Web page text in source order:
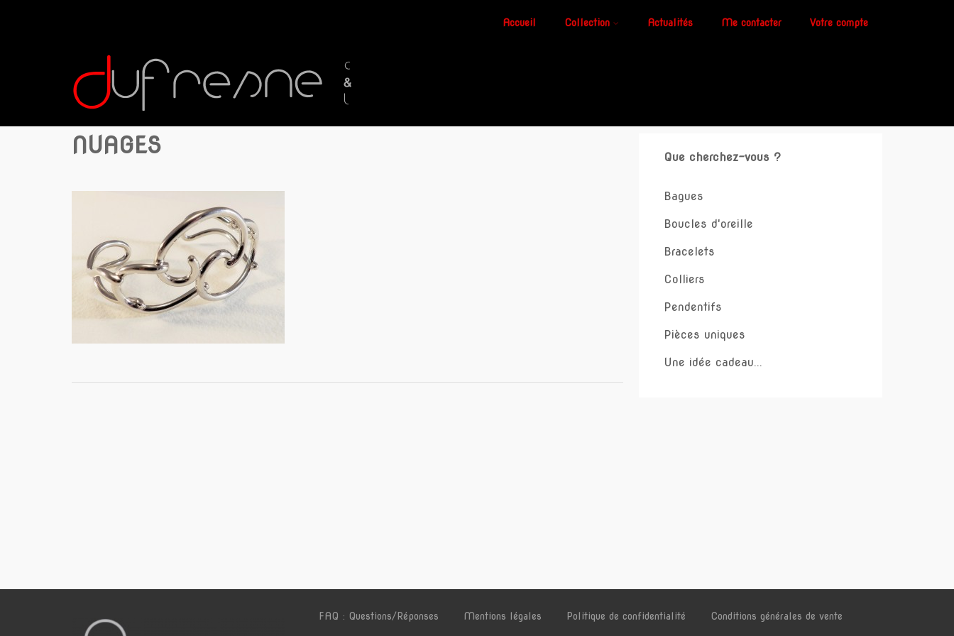
Accueil Collection Actualités Me contacter Votre compte
NUAGES Que cherchez-vous ?
Bagues
Boucles d'oreille
Bracelets
Colliers
Pendentifs
Pièces uniques
Une idée cadeau...
FAQ : Questions/Réponses Mentions légales Politique de confidentialité Conditions générales de vente